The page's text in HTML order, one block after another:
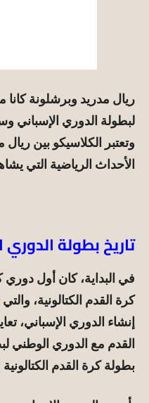
ريال مدريد وبرشلونة كانا
لبطولة الدوري الإسباني
وتعتبر الكلاسيكو بين
الأحداث الرياضية التي
تاريخ بطولة الدوري
في البداية، كان أول
إنشاء الدوري الإسباني،
القدم مع الدوري الوطني
بطولة كرة القدم الكتالونية في